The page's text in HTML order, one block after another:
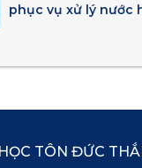
phục vụ xử lý nước
TÔN ĐỨC